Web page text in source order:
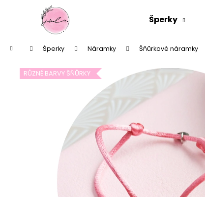
Šperky
Domů Šperky Náramky Šňůrkové náramky
RŮZNÉ BARVY ŠŇŮRKY
Zpět
obchodu
Zpět
obchodu